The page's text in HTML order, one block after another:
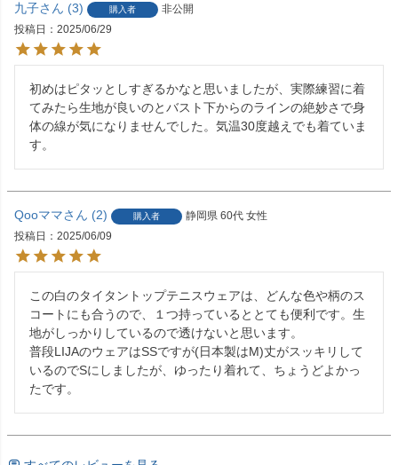
九子 3 購入者
非公開
投稿日
2025/06/29
初めはピタッとしすぎるかなと思いましたが、実際練習に着
てみたら生地が良いのとバスト下からのラインの絶妙さで身
体の線が気になりませんでした。気温30度越えでも着ていま
す。
Qooママ 2 購入者 静岡県 60代 女性
投稿日
2025/06/09
この白のタイタントップテニスウェアは、どんな色や柄のス
コートにも合うので、１つ持っているととても便利です。生
地がしっかりしているので透けないと思います。
普段LIJAのウェアはSSですが(日本製はM)丈がスッキリして
いるのでSにしましたが、ゆったり着れて、ちょうどよかっ
たです。